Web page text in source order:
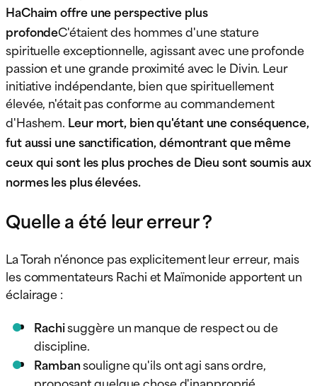
HaChaim offre une perspective plus
profondeC'étaient des hommes d'une stature
spirituelle exceptionnelle, agissant avec une profonde
passion et une grande proximité avec le Divin. Leur
initiative indépendante, bien que spirituellement
élevée, n'était pas conforme au commandement
d'Hashem. Leur mort, bien qu'étant une conséquence,
fut aussi une sanctification, démontrant que même
ceux qui sont les plus proches de Dieu sont soumis aux
normes les plus élevées.
Quelle a été leur erreur ?
La Torah n'énonce pas explicitement leur erreur, mais
les commentateurs Rachi et Maïmonide apportent un
éclairage :
Rachisuggère un manque de respect ou de
discipline.
Rambansouligne qu'ils ont agi sans ordre,
proposant quelque chose d'inapproprié.